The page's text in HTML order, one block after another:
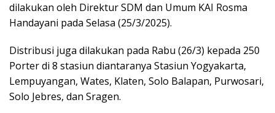
dilakukan oleh Direktur SDM dan Umum KAI Rosma
Handayani pada Selasa (25/3/2025).
Distribusi juga dilakukan pada Rabu (26/3) kepada 250
Porter di 8 stasiun diantaranya Stasiun Yogyakarta,
Lempuyangan, Wates, Klaten, Solo Balapan, Purwosari,
Solo Jebres, dan Sragen.